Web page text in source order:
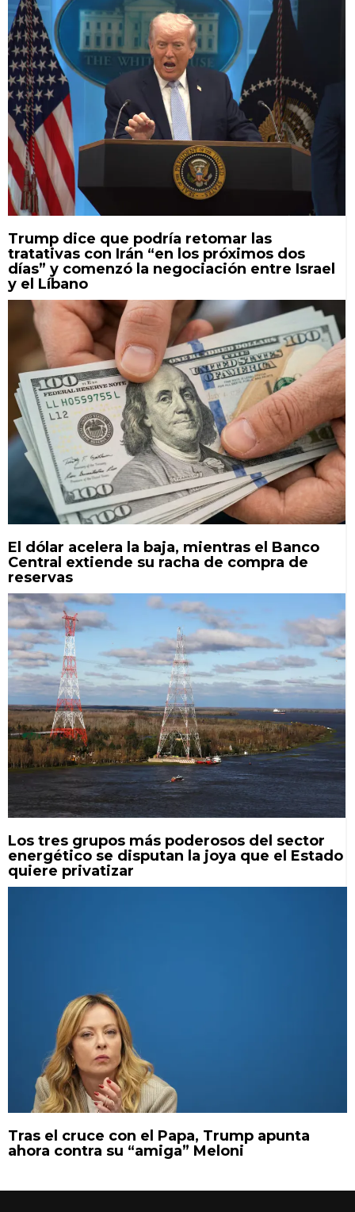
Trump dice que podría retomar las
tratativas con Irán “en los próximos dos
días” y comenzó la negociación entre Israel
y el Líbano
El dólar acelera la baja, mientras el Banco
Central extiende su racha de compra de
reservas
Los tres grupos más poderosos del sector
energético se disputan la joya que el Estado
quiere privatizar
Tras el cruce con el Papa, Trump apunta
ahora contra su “amiga” Meloni